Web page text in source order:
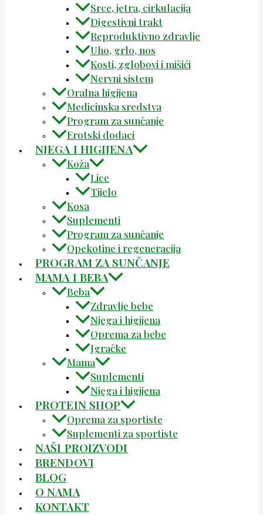
Srce, jetra, cirkulacija
Digestivni trakt
Reproduktivno zdravlje
Uho, grlo, nos
Kosti, zglobovi i mišići
Nervni sistem
Oralna higijena
Medicinska sredstva
Program za sunčanje
Erotski dodaci
NJEGA I HIGIJENA
Koža
Lice
Tijelo
Kosa
Suplementi
Program za sunčanje
Opekotine i regeneracija
PROGRAM ZA SUNČANJE
MAMA I BEBA
Beba
Zdravlje bebe
Njega i higijena
Oprema za bebe
Igračke
Mama
Suplementi
Njega i higijena
PROTEIN SHOP
Oprema za sportiste
Suplementi za sportiste
NAŠI PROIZVODI
BRENDOVI
BLOG
O NAMA
KONTAKT